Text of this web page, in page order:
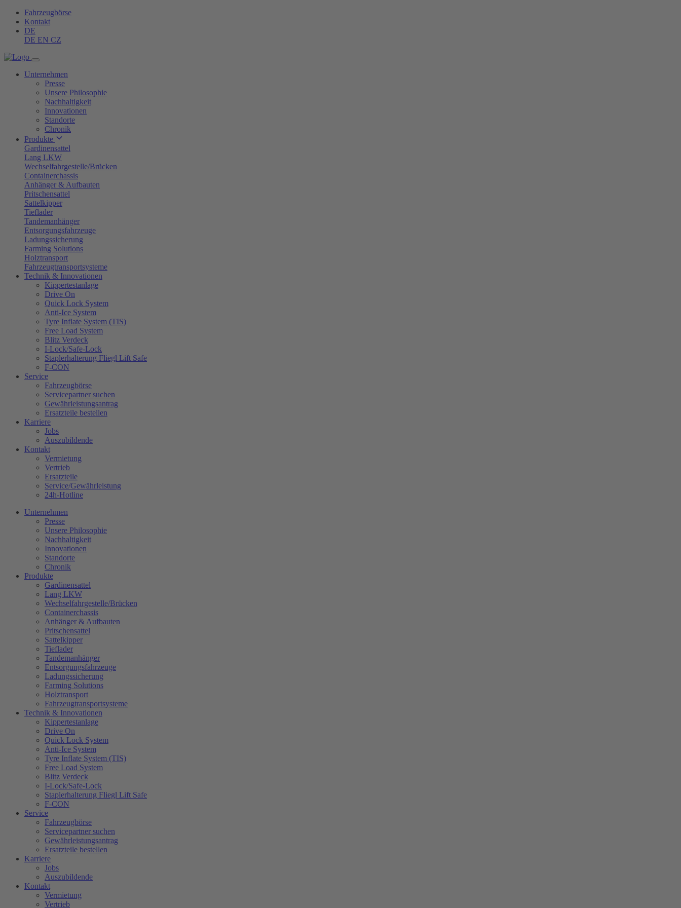
Fahrzeugbörse
Kontakt
DE
DE EN CZ
Unternehmen
Presse
Unsere Philosophie
Nachhaltigkeit
Innovationen
Standorte
Chronik
Produkte
Gardinensattel
Lang LKW
Wechselfahrgestelle/Brücken
Containerchassis
Anhänger & Aufbauten
Pritschensattel
Sattelkipper
Tieflader
Tandemanhänger
Entsorgungsfahrzeuge
Ladungssicherung
Farming Solutions
Holztransport
Fahrzeugtransportsysteme
Technik & Innovationen
Kippertestanlage
Drive On
Quick Lock System
Anti-Ice System
Tyre Inflate System (TIS)
Free Load System
Blitz Verdeck
I-Lock/Safe-Lock
Staplerhalterung Fliegl Lift Safe
F-CON
Service
Fahrzeugbörse
Servicepartner suchen
Gewährleistungsantrag
Ersatzteile bestellen
Karriere
Jobs
Auszubildende
Kontakt
Vermietung
Vertrieb
Ersatzteile
Service/Gewährleistung
24h-Hotline
Unternehmen
Presse
Unsere Philosophie
Nachhaltigkeit
Innovationen
Standorte
Chronik
Produkte
Gardinensattel
Lang LKW
Wechselfahrgestelle/Brücken
Containerchassis
Anhänger & Aufbauten
Pritschensattel
Sattelkipper
Tieflader
Tandemanhänger
Entsorgungsfahrzeuge
Ladungssicherung
Farming Solutions
Holztransport
Fahrzeugtransportsysteme
Technik & Innovationen
Kippertestanlage
Drive On
Quick Lock System
Anti-Ice System
Tyre Inflate System (TIS)
Free Load System
Blitz Verdeck
I-Lock/Safe-Lock
Staplerhalterung Fliegl Lift Safe
F-CON
Service
Fahrzeugbörse
Servicepartner suchen
Gewährleistungsantrag
Ersatzteile bestellen
Karriere
Jobs
Auszubildende
Kontakt
Vermietung
Vertrieb